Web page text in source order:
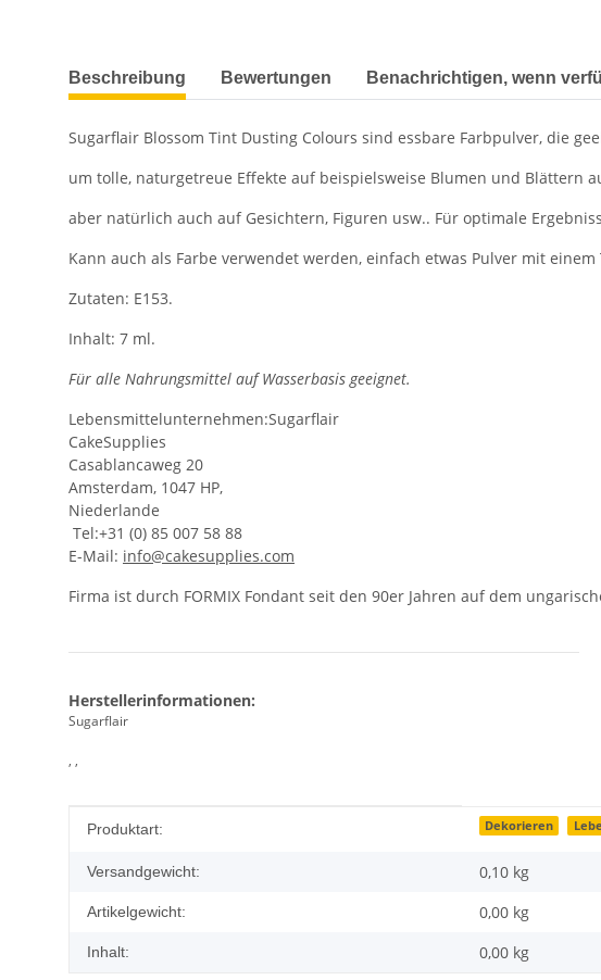
weitere Registerkarten anzeigen
Beschreibung Bewertungen Benachrichtigen, wenn
Sugarflair Blossom Tint Dusting Colours sind essbare Farbpulver, die
um tolle, naturgetreue Effekte auf beispielsweise Blumen und Blättern
aber natürlich auch auf Gesichtern, Figuren usw.. Für optimale
Kann auch als Farbe verwendet werden, einfach etwas Pulver mit
Zutaten: E153.
Inhalt: 7 ml.
Für alle Nahrungsmittel auf Wasserbasis geeignet.
Lebensmittelunternehmen:Sugarflair
CakeSupplies
Casablancaweg 20
Amsterdam, 1047 HP,
Niederlande
Tel:+31 (0) 85 007 58 88
E-Mail: info@cakesupplies.com
Firma ist durch FORMIX Fondant seit den 90er Jahren auf dem
Herstellerinformationen:
Sugarflair
, ,
Produkteigenschaft
Wert
Produktart: Dekorieren
Versandgewicht: 0,10 kg
Artikelgewicht: 0,00 kg
Inhalt: 0,00 kg